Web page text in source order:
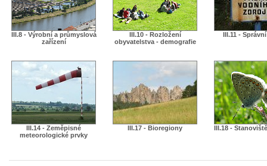
III.8 - Výrobní a průmyslová
zařízení
III.10 - Rozložení
obyvatelstva - demografie
III.11 -
III.14 - Zeměpisné
meteorologické prvky
III.17 - Bioregiony III.18 -